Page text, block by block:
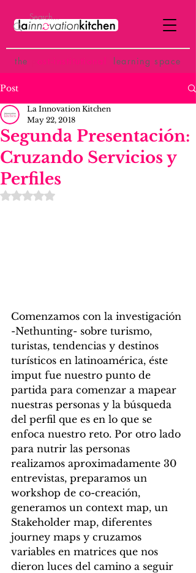
the ost-institutional learning space
Post
Segunda Presentación:
Cruzando Servicios y
Perfiles
La Innovation Kitchen
May 22, 2018
Rated NaN out of 5 stars.
Comenzamos con la investigación
-Nethunting- sobre turismo,
turistas, tendencias y destinos
turísticos en latinoamérica, éste
imput fue nuestro punto de
partida para comenzar a mapear
nuestras personas y la búsqueda
del perfil que es en lo que se
enfoca nuestro reto. Por otro lado
para nutrir las personas
realizamos aproximadamente 30
entrevistas, preparamos un
workshop de co-creación,
generamos un context map, un
Stakeholder map, diferentes
journey maps y cruzamos
variables en matrices que nos
dieron luces del camino a seguir